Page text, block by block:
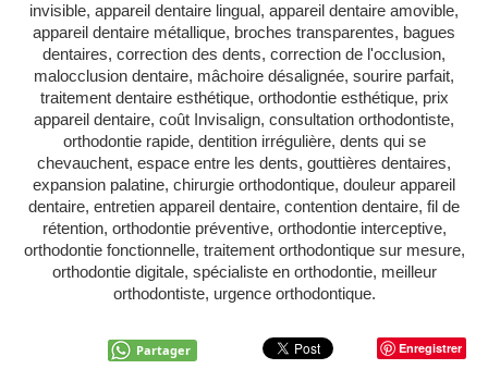
invisible, appareil dentaire lingual, appareil dentaire amovible,
appareil dentaire métallique, broches transparentes, bagues
dentaires, correction des dents, correction de l'occlusion,
malocclusion dentaire, mâchoire désalignée, sourire parfait,
traitement dentaire esthétique, orthodontie esthétique, prix
appareil dentaire, coût Invisalign, consultation orthodontiste,
orthodontie rapide, dentition irrégulière, dents qui se
chevauchent, espace entre les dents, gouttières dentaires,
expansion palatine, chirurgie orthodontique, douleur appareil
dentaire, entretien appareil dentaire, contention dentaire, fil de
rétention, orthodontie préventive, orthodontie interceptive,
orthodontie fonctionnelle, traitement orthodontique sur mesure,
orthodontie digitale, spécialiste en orthodontie, meilleur
orthodontiste, urgence orthodontique.
Enregistrer
Partager